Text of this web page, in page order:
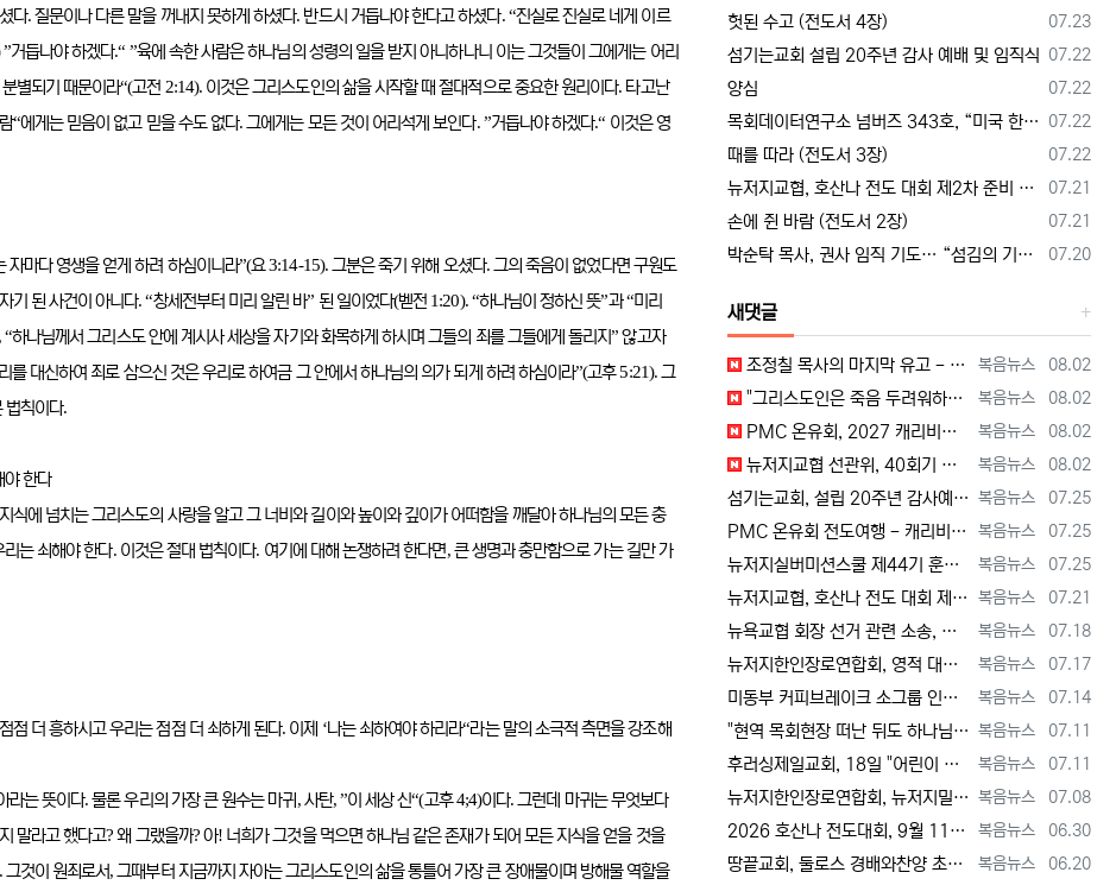
다.질문이나 다른 말을 꺼내지 못하게 하셨다. 반드시 거듭나야 한다고 하셨다. “진실로 진실로 네게 이르
거듭나야 하겠다.“ ”육에 속한 사람은 하나님의 성령의 일을 받지 아니하나니 이는 그것들이 그에게는 어리
별되기 때문이라“(고전 2:14). 이것은 그리스도인의 삶을 시작할 때 절대적으로 중요한 원리이다. 타고난
“에게는 믿음이 없고 믿을 수도 없다. 그에게는 모든 것이 어리석게 보인다. ”거듭나야 하겠다.“ 이것은 영
자마다 영생을 얻게 하려 하심이니라”(요3:14-15).그분은 죽기 위해 오셨다.그의 죽음이 없었다면 구원도
기 된 사건이 아니다. “창세전부터 미리 알린 바” 된 일이었다(벧전 1:20). “하나님이 정하신 뜻”과“미리
“하나님께서 그리스도 안에 계시사 세상을 자기와 화목하게 하시며 그들의 죄를 그들에게 돌리지”않고자
를 대신하여 죄로 삼으신 것은 우리로 하여금 그 안에서 하나님의 의가 되게 하려 하심이라”(고후5:21).그
법칙이다.
야 한다
식에 넘치는 그리스도의 사랑을 알고 그 너비와 길이와 높이와 깊이가 어떠함을 깨달아 하나님의 모든 충
는 쇠해야 한다. 이것은 절대 법칙이다. 여기에 대해 논쟁하려 한다면,큰 생명과 충만함으로 가는 길만 가
점 더 흥하시고 우리는 점점 더 쇠하게 된다. 이제 ‘나는 쇠하여야 하리라“라는 말의 소극적 측면을 강조해
라는 뜻이다.물론 우리의 가장 큰 원수는 마귀,사탄, ”이 세상 신“(고후4;4)이다. 그런데 마귀는 무엇보다
말라고 했다고?왜 그랬을까?아! 너희가 그것을 먹으면 하나님 같은 존재가 되어 모든 지식을 얻을 것을
그것이 원죄로서, 그때부터 지금까지 자아는 그리스도인의 삶을 통틀어 가장 큰 장애물이며 방해물 역할을
등록일
07.23
헛된 수고 (전도서 4장)
등록일
07.22
섬기는교회 설립 20주년 감사 예배 및 임직식
등록일
07.22
양심
등록일
07.22
목회데이터연구소 넘버즈 343호, “미국 한인교회 목회자 41%, 영적 번아웃 상태”
등록일
07.22
때를 따라 (전도서 3장)
등록일
07.21
뉴저지교협, 호산나 전도 대회 제2차 준비 기도회 --- "사람이 아니라 하나님께서 일하신다"
등록일
07.21
손에 쥔 바람 (전도서 2장)
등록일
07.20
박순탁 목사, 권사 임직 기도… “섬김의 기쁨을 알고 교회를 붙드는 믿음의 동역자 되게 하소서”
새댓글
등록자
복음뉴스 등록일
08.02
조정칠 목사의 마지막 유고 - 홍수와 복(福) 자(字) [2026년 8월 1일 토요일 자 뉴욕일보 기사] ==> https://www.bogeu…
등록자
복음뉴스 등록일
08.02
"그리스도인은 죽음 두려워하지 않지만, 살아 있는 동안 다른 사람의 유익 + 믿음의 진보 위해 살아야" [2026년 7월 31일 금요일 자 뉴욕…
등록자
복음뉴스 등록일
08.02
PMC 온유회, 2027 캐리비안 크루즈 전도여행 참가자 모집 [2026년 7월 31일 금요일 자 뉴욕일보 기사] ==> https://www.…
등록자
복음뉴스 등록일
08.02
뉴저지교협 선관위, 40회기 회장 + 부회장 등록 + 추천 절차 공고 --- 8월 28일 등록 마감, 9월 28일 선거 [2026년 7월 29일…
등록자
복음뉴스 등록일
07.25
섬기는교회, 설립 20주년 감사예배 및 임직식 --- "이제 더 힘차게 창공을 날자" [2026년 7월 25일 토요일 자 뉴욕일보 기사] ==>…
등록자
복음뉴스 등록일
07.25
PMC 온유회 전도여행 - 캐리비언 크루즈 2027 안내 ==> https://www.bogeumnews.com/gnu54/bbs/board.p…
등록자
복음뉴스 등록일
07.25
뉴저지실버미션스쿨 제44기 훈련생 모집 안내 ==> https://www.bogeumnews.com/gnu54/bbs/board.php?bo_t…
등록자
복음뉴스 등록일
07.21
뉴저지교협, 호산나 전도 대회 제2차 준비 기도회 --- "사람이 아니라 하나님께서 일하신다" [2026년 7월 21일 화요일 자 뉴욕일보 기사…
등록자
복음뉴스 등록일
07.18
뉴욕교협 회장 선거 관련 소송, 청구인 측 "법원 조속한 결정과 심리ㅜ 요청" [2026년 7월 18일 토요일 자 뉴욕일보 기사] ==> htt…
등록자
복음뉴스 등록일
07.17
뉴저지한인장로연합회, 영적 대각성 기도회 --- "우리의 기준은 하나님 말씀" [2026년 7월 17일 금요일 자 뉴욕일보 기사] ==> htt…
등록자
복음뉴스 등록일
07.14
미동부 커피브레이크 소그룹 인도자 워크숍 8월 15일 더바인교회 + 필그림선교교회서 [2026년 7월 14일 화요일 자 뉴욕일보 기사] ==> …
등록자
복음뉴스 등록일
07.11
"현역 목회현장 떠난 뒤도 하나님 능력 + 은혜 다음 세대에 전하는 사명 계속" [2026년 7월 11일일 토요일 자 뉴욕일보 기사] ==> …
등록자
복음뉴스 등록일
07.11
후러싱제일교회, 18일 "어린이 천국" 만든다 [2026년 7월 11일 토요일 자 뉴욕일보 기사] ==> https://www.bogeumnew…
등록자
복음뉴스 등록일
07.08
뉴저지한인장로연합회, 뉴저지밀알선교단 방문 --- 장애우들에게 점심 식사 제공 + 사랑의 후원금 [2026년 7월 8일 수요일 자 뉴욕일보 기사…
등록자
복음뉴스 등록일
06.30
2026 호산나 전도대회, 9월 11일(금)부터 13일(주일)까지 뉴저지하베스트교회에서 [2026년 6월 30일 화요일 자 뉴욕일보 기사] ==…
등록자
복음뉴스 등록일
06.20
땅끝교회, 둘로스 경배와찬양 초청 찬양집회 --- "참행복은 주님께 쓰임 받는 것" [2026년 6월 20일 토요일 자 뉴욕일보 기사] ==> …